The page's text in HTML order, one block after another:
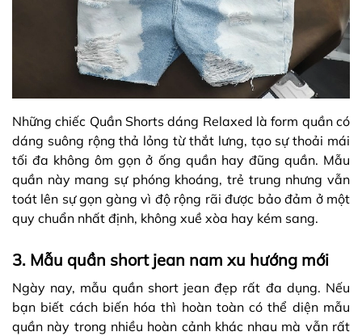
Những chiếc Quần Shorts dáng Relaxed là form quần có
dáng suông rộng thả lỏng từ thắt lưng, tạo sự thoải mái
tối đa không ôm gọn ở ống quần hay đũng quần. Mẫu
quần này mang sự phóng khoáng, trẻ trung nhưng vẫn
toát lên sự gọn gàng vì độ rộng rãi được bảo đảm ở một
quy chuẩn nhất định, không xuề xòa hay kém sang.
3. Mẫu quần short jean nam xu hướng mới
Ngày nay, mẫu quần short jean đẹp rất đa dụng. Nếu
bạn biết cách biến hóa thì hoàn toàn có thể diện mẫu
quần này trong nhiều hoàn cảnh khác nhau mà vẫn rất